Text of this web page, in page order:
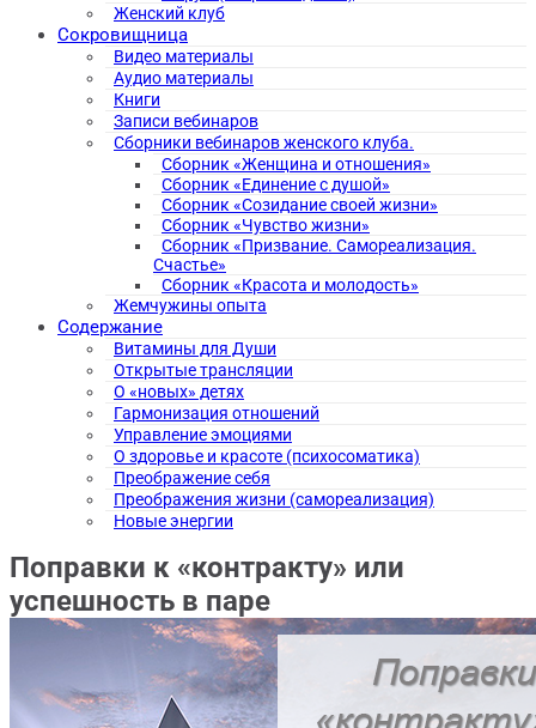
Женский клуб
Сокровищница
Видео материалы
Аудио материалы
Книги
Записи вебинаров
Сборники вебинаров женского клуба.
Сборник «Женщина и отношения»
Сборник «Единение с душой»
Сборник «Созидание своей жизни»
Сборник «Чувство жизни»
Сборник «Призвание. Самореализация.
Счастье»
Сборник «Красота и молодость»
Жемчужины опыта
Содержание
Витамины для Души
Открытые трансляции
О «новых» детях
Гармонизация отношений
Управление эмоциями
О здоровье и красоте (психосоматика)
Преображение себя
Преображения жизни (самореализация)
Новые энергии
Поправки к «контракту» или
успешность в паре